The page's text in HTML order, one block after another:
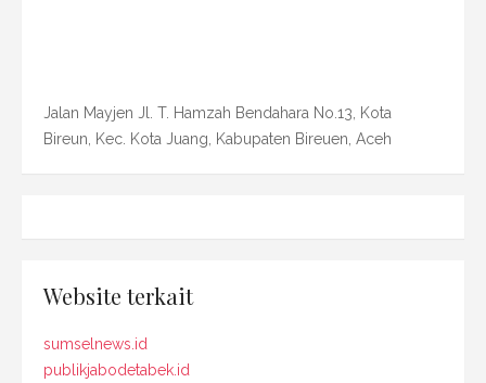
Jalan Mayjen Jl. T. Hamzah Bendahara No.13, Kota
Bireun, Kec. Kota Juang, Kabupaten Bireuen, Aceh
Website terkait
sumselnews.id
publikjabodetabek.id